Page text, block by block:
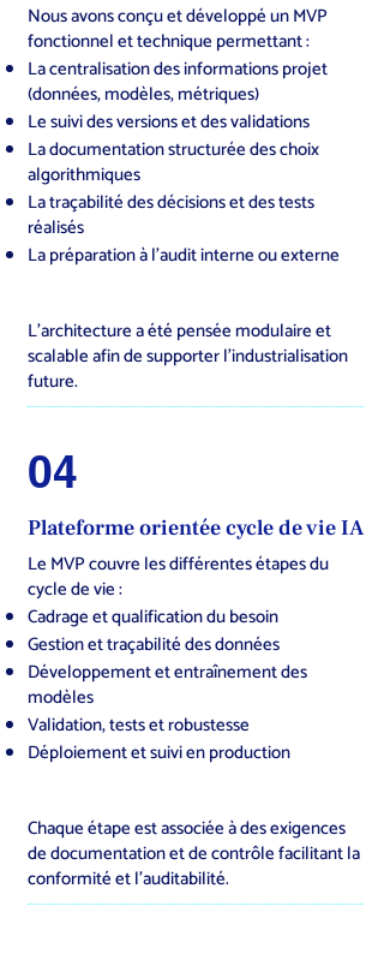
Nous avons conçu et développé un MVP
fonctionnel et technique permettant :
La centralisation des informations projet
(données, modèles, métriques)
Le suivi des versions et des validations
La documentation structurée des choix
algorithmiques
La traçabilité des décisions et des tests
réalisés
La préparation à l’audit interne ou externe
L’architecture a été pensée modulaire et
scalable afin de supporter l’industrialisation
future.
04
Plateforme orientée cycle de vie IA
Le MVP couvre les différentes étapes du
cycle de vie :
Cadrage et qualification du besoin
Gestion et traçabilité des données
Développement et entraînement des
modèles
Validation, tests et robustesse
Déploiement et suivi en production
Chaque étape est associée à des exigences
de documentation et de contrôle facilitant la
conformité et l’auditabilité.